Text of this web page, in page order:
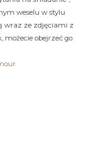
weselu w stylu
wraz ze zdjęciami z
możecie obejrzeć go